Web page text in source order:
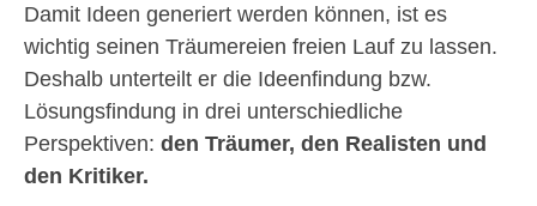
Damit Ideen generiert werden können, ist es
wichtig seinen Träumereien freien Lauf zu lassen.
Deshalb unterteilt er die Ideenfindung bzw.
Lösungsfindung in drei unterschiedliche
Perspektiven: den Träumer, den Realisten und
den Kritiker.